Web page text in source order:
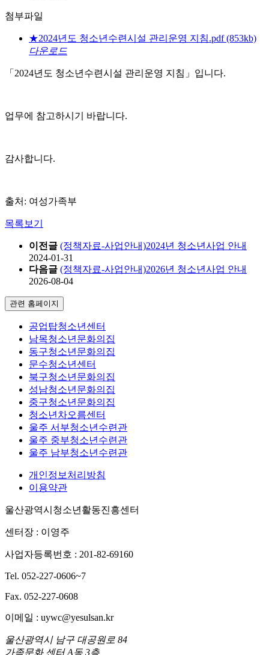
첨부파일
★2024년도 청소년수련시설 관리운영 지침.pdf (853kb)
다운로드
「2024년도 청소년수련시설 관리운영 지침」입니다.
업무에 참고하시기 바랍니다.
감사합니다.
출처: 여성가족부
목록보기
이전글 (정책자료-사업안내)2024년 청소년사업 안내
2024-01-31
다음글 (정책자료-사업안내)2026년 청소년사업 안내
2026-08-04
관련 홈페이지
공업탑청소년센터
남목청소년문화의집
동구청소년문화의집
문수청소년센터
북구청소년문화의집
성남청소년문화의집
중구청소년문화의집
청소년차오름센터
울주 서부청소년수련관
울주 중부청소년수련관
울주 남부청소년수련관
개인정보처리방침
이용약관
울산광역시청소년활동진흥센터
센터장 : 이영주
사업자등록번호 : 201-82-69160
Tel. 052-227-0606~7
Fax. 052-227-0608
이메일 : uywc@yesulsan.kr
울산광역시 남구 대공원로 84
가족문화 센터 A동 3층